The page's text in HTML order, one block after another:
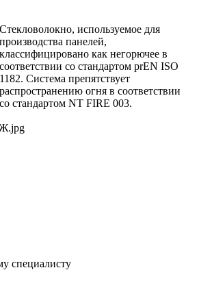
Cтекловолокно, используемое для
производства панелей,
классифицировано как негорючее в
соответствии со стандартом prEN ISO
1182. Система препятствует
распространению огня в соответствии
со стандартом NT FIRE 003.
специалисту